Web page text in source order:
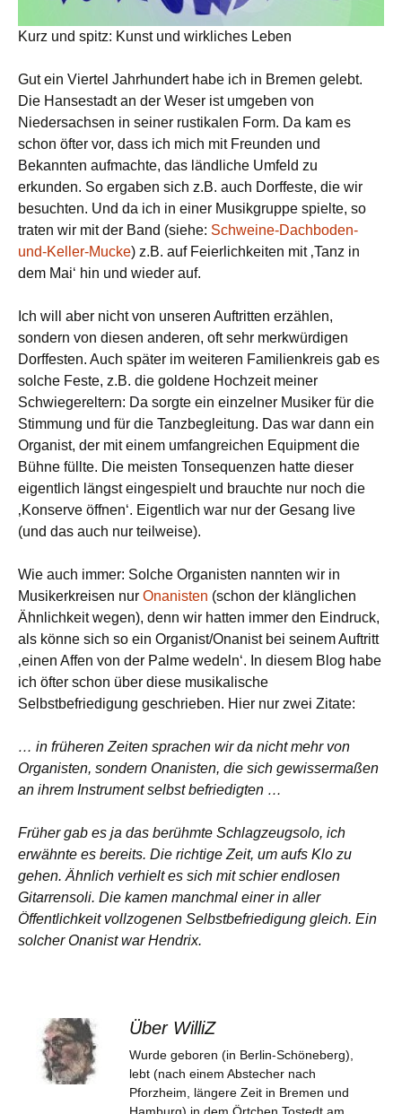
Kurz und spitz: Kunst und wirkliches Leben
Gut ein Viertel Jahrhundert habe ich in Bremen gelebt.
Die Hansestadt an der Weser ist umgeben von
Niedersachsen in seiner rustikalen Form. Da kam es
schon öfter vor, dass ich mich mit Freunden und
Bekannten aufmachte, das ländliche Umfeld zu
erkunden. So ergaben sich z.B. auch Dorffeste, die wir
besuchten. Und da ich in einer Musikgruppe spielte, so
traten wir mit der Band (siehe: Schweine-Dachboden-
und-Keller-Mucke) z.B. auf Feierlichkeiten mit ‚Tanz in
dem Mai‘ hin und wieder auf.
Ich will aber nicht von unseren Auftritten erzählen,
sondern von diesen anderen, oft sehr merkwürdigen
Dorffesten. Auch später im weiteren Familienkreis gab es
solche Feste, z.B. die goldene Hochzeit meiner
Schwiegereltern: Da sorgte ein einzelner Musiker für die
Stimmung und für die Tanzbegleitung. Das war dann ein
Organist, der mit einem umfangreichen Equipment die
Bühne füllte. Die meisten Tonsequenzen hatte dieser
eigentlich längst eingespielt und brauchte nur noch die
‚Konserve öffnen‘. Eigentlich war nur der Gesang live
(und das auch nur teilweise).
Wie auch immer: Solche Organisten nannten wir in
Musikerkreisen nur Onanisten (schon der klänglichen
Ähnlichkeit wegen), denn wir hatten immer den Eindruck,
als könne sich so ein Organist/Onanist bei seinem Auftritt
‚einen Affen von der Palme wedeln‘. In diesem Blog habe
ich öfter schon über diese musikalische
Selbstbefriedigung geschrieben. Hier nur zwei Zitate:
… in früheren Zeiten sprachen wir da nicht mehr von
Organisten, sondern Onanisten, die sich gewissermaßen
an ihrem Instrument selbst befriedigten …
Früher gab es ja das berühmte Schlagzeugsolo, ich
erwähnte es bereits. Die richtige Zeit, um aufs Klo zu
gehen. Ähnlich verhielt es sich mit schier endlosen
Gitarrensoli. Die kamen manchmal einer in aller
Öffentlichkeit vollzogenen Selbstbefriedigung gleich. Ein
solcher Onanist war Hendrix.
Über WilliZ
Wurde geboren (in Berlin-Schöneberg),
lebt (nach einem Abstecher nach
Pforzheim, längere Zeit in Bremen und
Hamburg) in dem Örtchen Tostedt am